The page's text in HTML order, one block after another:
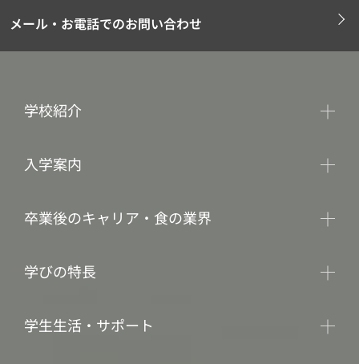
メール・お電話でのお問い合わせ
学校紹介
入学案内
卒業後のキャリア・食の業界
学びの特長
学生生活・サポート